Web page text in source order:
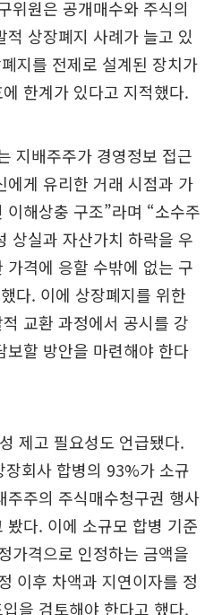
위원은 공개매수와 주식의
상장폐지 사례가 늘고 있
지를 전제로 설계된 장치가
한계가 있다고 지적했다.
지배주주가 경영정보 접근
에게 유리한 거래 시점과 가
해상충 구조”라며 “소수주
상실과 자산가치 하락을 우
가격에 응할 수밖에 없는 구
다. 이에 상장폐지를 위한
교환 과정에서 공시를 강
보할 방안을 마련해야 한다
제고 필요성도 언급됐다.
회사 합병의 93%가 소규
주주의 주식매수청구권 행사
봤다. 이에 소규모 합병 기준
가격으로 인정하는 금액을
이후 차액과 지연이자를 정
을 검토해야 한다고 했다.